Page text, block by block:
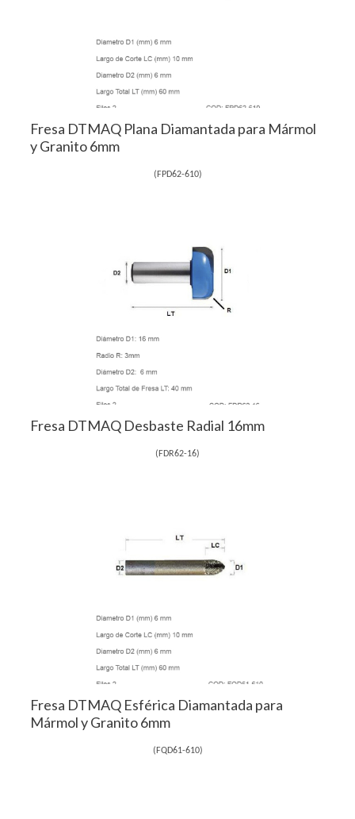
Fresa DTMAQ Plana Diamantada para Mármol
y Granito 6mm
( FPD62-610)
Fresa DTMAQ Desbaste Radial 16mm
( FDR62-16)
Fresa DTMAQ Esférica Diamantada para
Mármol y Granito 6mm
( FQD61-610)